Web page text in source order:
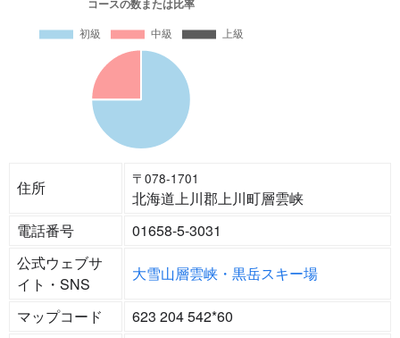
住所 〒078-1701
北海道上川郡上川町層雲峡
電話番号
01658-5-3031
公式ウェブサ
イト・SNS
大雪山層雲峡・黒岳スキー場
マップコード
623 204 542*60